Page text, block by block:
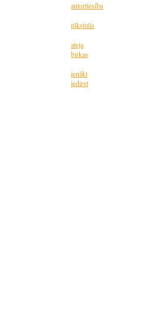
autortiesība
pīkstulis
ateja
birkas
ienākt
iedirst